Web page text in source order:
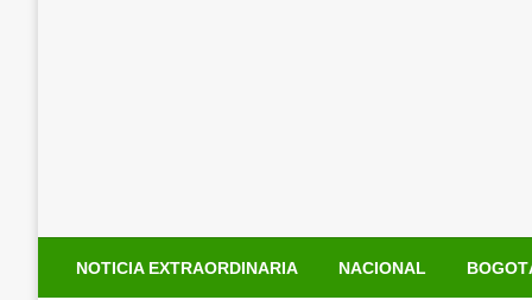
NOTICIA EXTRAORDINARIA NACIONAL